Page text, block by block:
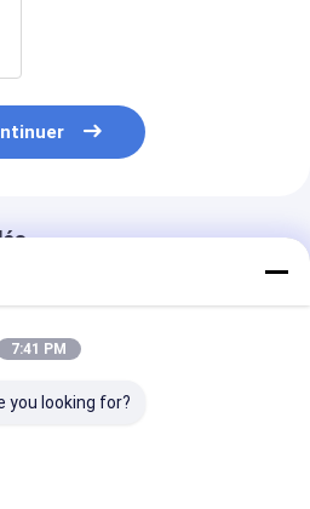
7:41 PM
you looking for?